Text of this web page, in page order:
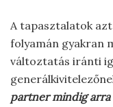
A tapasztalatok
folyamán gyakran
változtatás iránti
partner mindig arra